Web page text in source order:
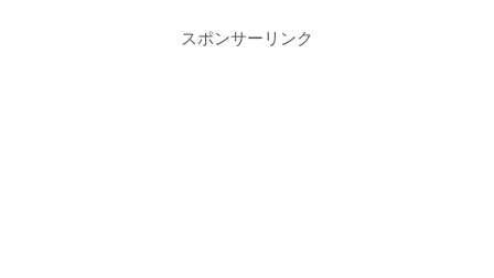
スポンサーリンク